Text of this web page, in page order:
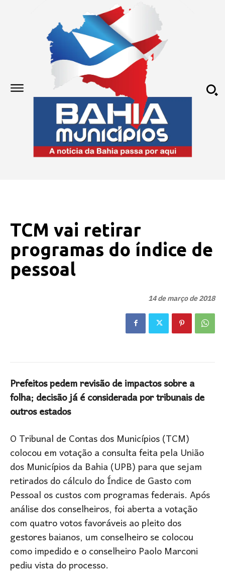
TCM vai retirar
programas do índice de
pessoal
14 de março de 2018
Prefeitos pedem revisão de impactos sobre a
folha; decisão já é considerada por tribunais de
outros estados
O Tribunal de Contas dos Municípios (TCM)
colocou em votação a consulta feita pela União
dos Municípios da Bahia (UPB) para que sejam
retirados do cálculo do Índice de Gasto com
Pessoal os custos com programas federais. Após
análise dos conselheiros, foi aberta a votação
com quatro votos favoráveis ao pleito dos
gestores baianos, um conselheiro se colocou
como impedido e o conselheiro Paolo Marconi
pediu vista do processo.